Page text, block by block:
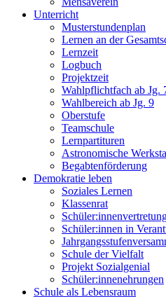
Unterricht
Musterstundenplan
Lernen an der
Lernzeit
Logbuch
Projektzeit
Wahlpflichtfach ab Jg.
Wahlbereich ab Jg. 9
Oberstufe
Teamschule
Lernpartituren
Astronomische
Begabtenförderung
Demokratie leben
Soziales Lernen
Klassenrat
Schüler:innen in
Schule der Vielfalt
Projekt Sozialgenial
Schüler:innenehrungen
Schule als Lebensraum